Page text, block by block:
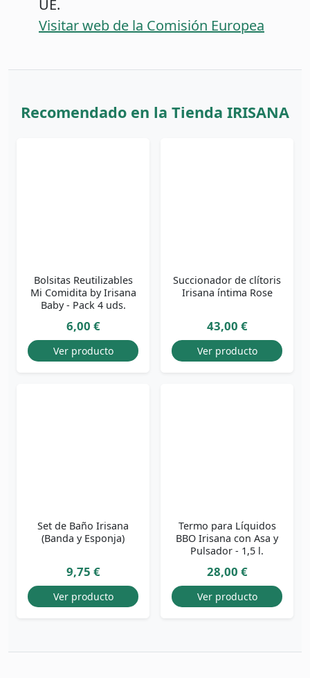
UE.
Visitar web de la Comisión Europea
Recomendado en la Tienda IRISANA
Bolsitas Reutilizables
Mi Comidita by Irisana
Baby - Pack 4 uds.
6,00 €
Ver producto
Succionador de clítoris
Irisana íntima Rose
43,00 €
Ver producto
Set de Baño Irisana
(Banda y Esponja)
9,75 €
Ver producto
Termo para Líquidos
BBO Irisana con Asa y
Pulsador - 1,5 l.
28,00 €
Ver producto